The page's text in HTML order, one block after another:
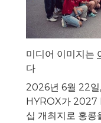
미디어 이미지는
다
2026년 6월 22
HYROX가 2027
십 개최지로 홍콩